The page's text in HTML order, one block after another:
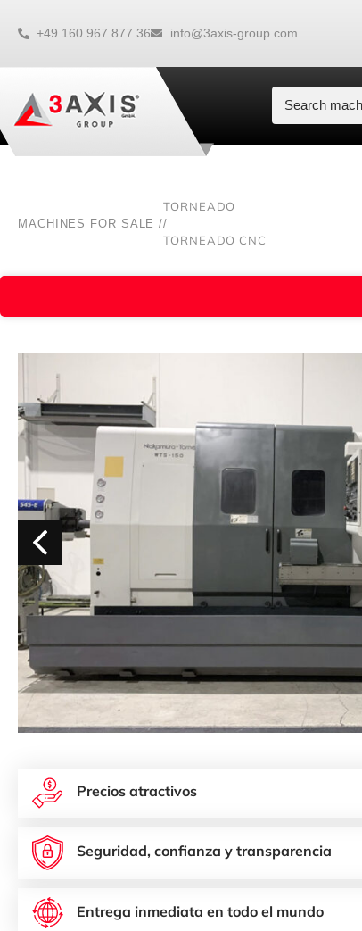
+49 160 967 877 36 info@3axis-group.com
MACHINES FOR SALE /
TORNEADO
/
TORNEADO CNC
Precios atractivos
Seguridad, confianza y transparencia
Entrega inmediata en todo el mundo